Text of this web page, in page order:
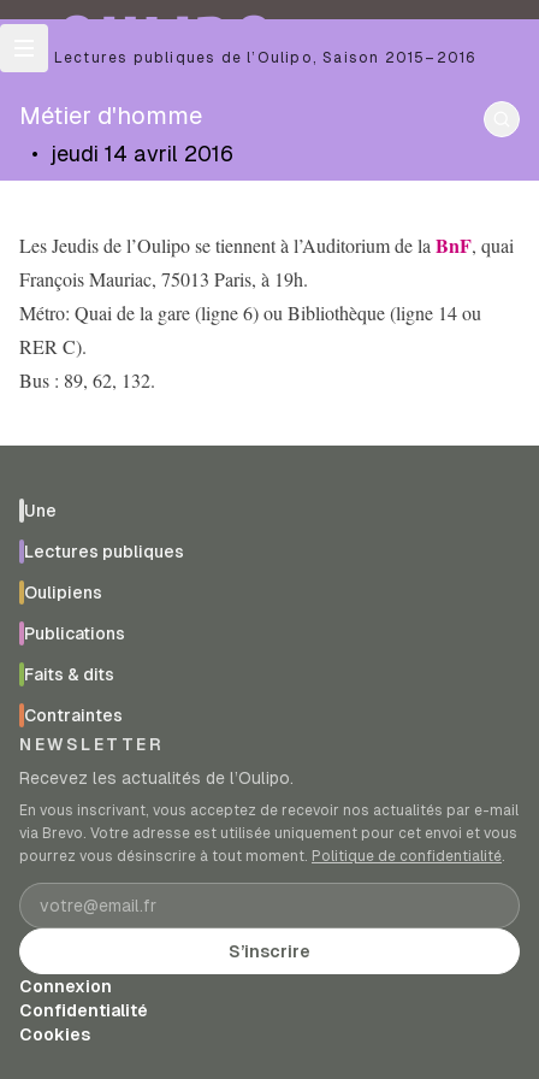
OULIPO
Les Lectures publiques de l’Oulipo ,Saison 2015–2016
Métier d'homme
• jeudi 14 avril 2016
Les Jeudis de l’Oulipo se tiennent à l’Auditorium de la BnF, quai
François Mauriac, 75013 Paris, à 19h.
Métro: Quai de la gare (ligne 6) ou Bibliothèque (ligne 14 ou
RER C).
Bus : 89, 62, 132.
Une
Lectures publiques
Oulipiens
Publications
Faits & dits
Contraintes
NEWSLETTER
Recevez les actualités de l’Oulipo.
En vous inscrivant, vous acceptez de recevoir nos actualités par e-mail
via Brevo. Votre adresse est utilisée uniquement pour cet envoi et vous
pourrez vous désinscrire à tout moment. Politique de confidentialité.
Adresse e-mail
S’inscrire
Connexion
Confidentialité
Cookies